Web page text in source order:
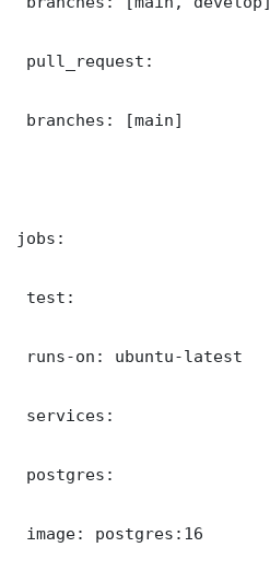
pull_request:
branches: [main]
jobs:
test:
runs-on: ubuntu-latest
services:
postgres:
image: postgres:16